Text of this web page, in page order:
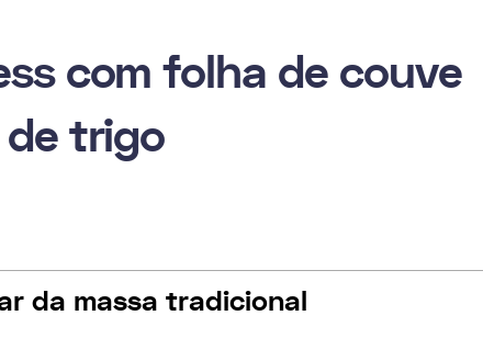
com folha de couve
trigo
da massa tradicional